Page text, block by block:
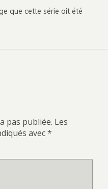
que cette série ait été
pas publiée. Les
avec*